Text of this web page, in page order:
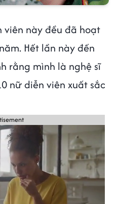
viên này đều đã hoạt
Hết lần này đến
rằng mình là nghệ sĩ
nữ diễn viên xuất sắc